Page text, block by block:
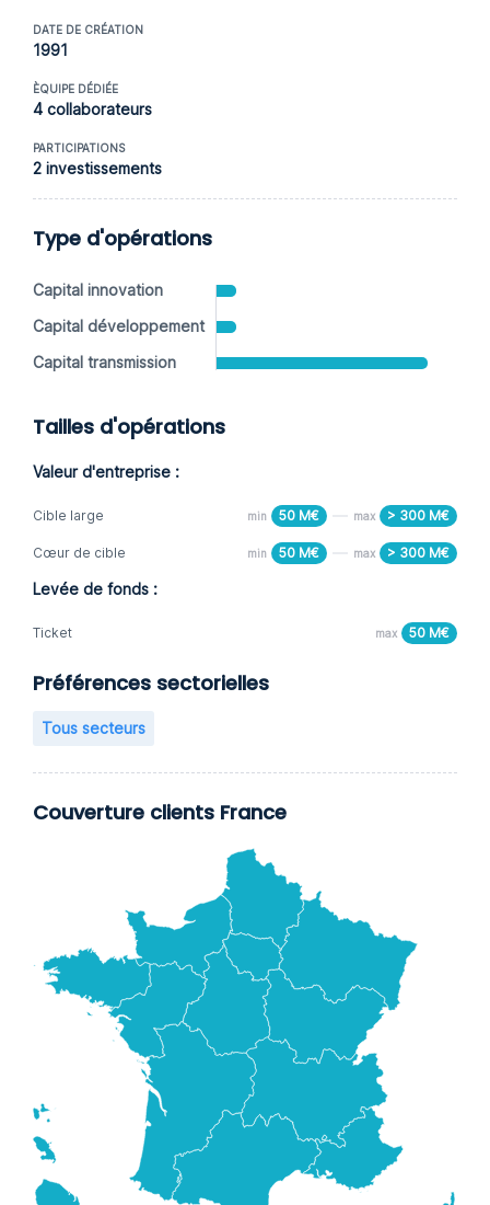
DATE DE CRÉATION
1991
ÈQUIPE DÉDIÉE
4 collaborateurs
PARTICIPATIONS
2 investissements
Type d'opérations
Capital innovation
Capital développement
Capital transmission
Tailles d'opérations
Valeur d'entreprise :
Cible large min 50 M€ max > 300 M€
Cœur de cible min 50 M€ max > 300 M€
Levée de fonds :
Ticket max 50 M€
Préférences sectorielles
Tous secteurs
Couverture clients France